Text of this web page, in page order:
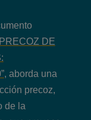
DE
, aborda una
precoz,
de la